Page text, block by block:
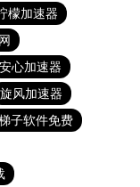
檬加速器
安心加速器
旋风加速器
子软件免费